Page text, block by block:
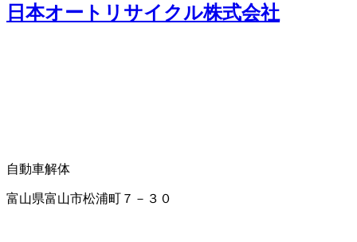
日本オートリサイクル株式会社
自動車解体
富山県富山市松浦町７－３０